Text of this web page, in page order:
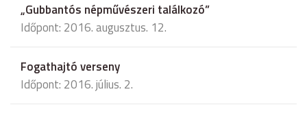
„Gubbantós népművészeri találkozó”
Időpont: 2016. augusztus. 12.
Fogathajtó verseny
Időpont: 2016. július. 2.